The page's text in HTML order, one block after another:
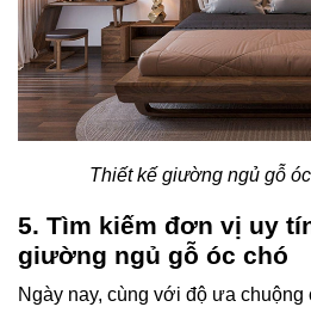
Thiết kế giường ngủ gỗ
5. Tìm kiếm đơn vị uy
giường ngủ gỗ óc chó
Ngày nay, cùng với độ ưa chuộng